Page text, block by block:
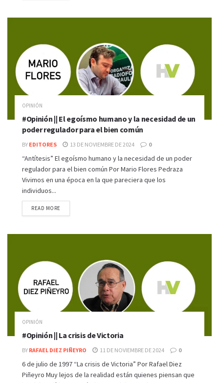
OPINIÓN
#Opinión || El egoísmo humano y la necesidad de un
poder regulador para el bien común
BY EDITORES 13 DE NOVIEMBRE DE 2024 0
“Antítesis” El egoísmo humano y la necesidad de un poder
regulador para el bien común Por Mario Flores Pedraza
Vivimos en una época en la que pareciera que los
individuos...
READ MORE
OPINIÓN
#Opinión || La crisis de Victoria
BY RAFAEL DIEZ PIÑEYRO 11 DE NOVIEMBRE DE 2024 0
6 de julio de 1997 “La crisis de Victoria” Por Rafael Diez
Piñeyro Muy lejos de la realidad están quienes piensan que